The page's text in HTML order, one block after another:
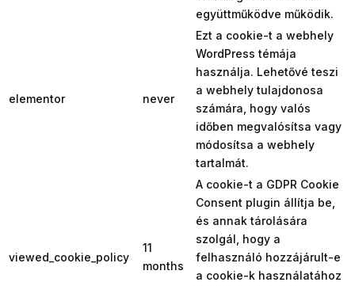
együttműködve működik.
elementor never
Ezt a cookie-t a webhely
WordPress témája
használja. Lehetővé teszi
a webhely tulajdonosa
számára, hogy valós
időben megvalósítsa vagy
módosítsa a webhely
tartalmát.
viewed_cookie_policy
11
months
A cookie-t a GDPR Cookie
Consent plugin állítja be,
és annak tárolására
szolgál, hogy a
felhasználó hozzájárult-e
a cookie-k használatához